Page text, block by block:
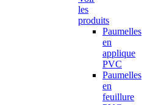
les
produits
Paumelles
en
applique
PVC
Paumelles
en
feuillure